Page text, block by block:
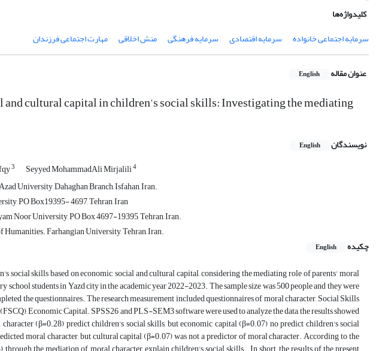
کلیدواژه‌ها
سرمایه اجتماعی خانواده
سرمایه اقتصادی سرمایه فرهنگی منش اخلاقی مهارت اجتماعی فرزندان
عنوان مقاله English
cultural capital in children's social skills: Investigating the mediating
نویسندگان English
3 Seyyed MohammadAli Mirjalili4
University, Dahaghan Branch, Isfahan, Iran.
PO Box19395- 4697, Tehran, Iran
Noor University, PO Box 4697-19395, Tehran, Iran.
Farhangian University, Tehran, Iran.
چکیده
English
social skills based on economic, social and cultural capital, considering the mediating role of parents' moral
students in Yazd city in the academic year 2022-2023. The sample size was 500 people and they were
the questionnaires. The research measurement included questionnaires of moral character, Social Skills
Economic Capital. SPSS26 and PLS-SEM3 software were used to analyze the data, the results showed
(β=0.28) predict children's social skills, but economic capital (β=0.07) no predict children's social
moral character, but cultural capital (β=0.07) was not a predictor of moral character. According to the